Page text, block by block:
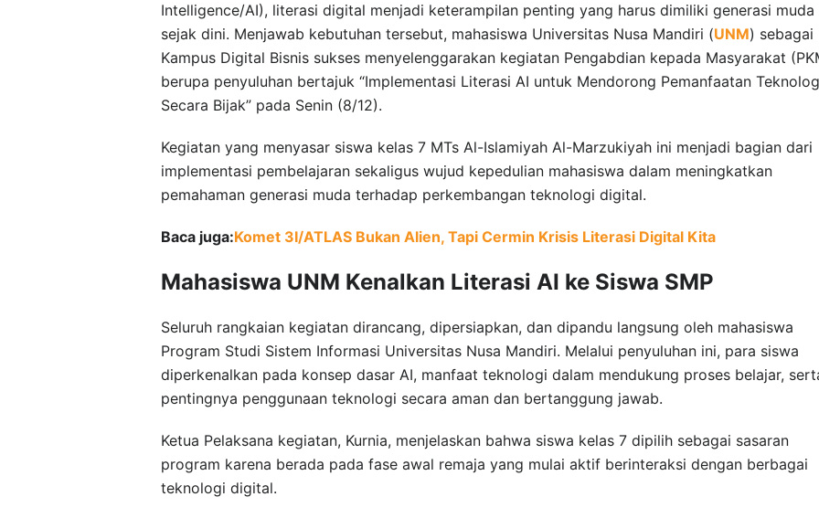
Intelligence/AI), literasi digital menjadi keterampilan penting yang harus dimiliki generasi muda
sejak dini. Menjawab kebutuhan tersebut, mahasiswa Universitas Nusa Mandiri (UNM) sebagai
Kampus Digital Bisnis sukses menyelenggarakan kegiatan Pengabdian kepada Masyarakat
berupa penyuluhan bertajuk “Implementasi Literasi AI untuk Mendorong Pemanfaatan
Secara Bijak” pada Senin (8/12).
Kegiatan yang menyasar siswa kelas 7 MTs Al-Islamiyah Al-Marzukiyah ini menjadi bagian dari
implementasi pembelajaran sekaligus wujud kepedulian mahasiswa dalam meningkatkan
pemahaman generasi muda terhadap perkembangan teknologi digital.
Baca juga:Komet 3I/ATLAS Bukan Alien, Tapi Cermin Krisis Literasi Digital Kita
Mahasiswa UNM Kenalkan Literasi AI ke Siswa SMP
Seluruh rangkaian kegiatan dirancang, dipersiapkan, dan dipandu langsung oleh mahasiswa
Program Studi Sistem Informasi Universitas Nusa Mandiri. Melalui penyuluhan ini, para siswa
diperkenalkan pada konsep dasar AI, manfaat teknologi dalam mendukung proses belajar,
pentingnya penggunaan teknologi secara aman dan bertanggung jawab.
Ketua Pelaksana kegiatan, Kurnia, menjelaskan bahwa siswa kelas 7 dipilih sebagai sasaran
program karena berada pada fase awal remaja yang mulai aktif berinteraksi dengan berbagai
teknologi digital.